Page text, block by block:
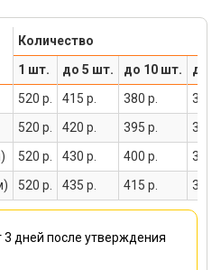
Количество
1 шт.
до 5 шт. до 10 шт.
до
520 р. 415 р. 380 р.
380
520 р. 420 р. 395 р.
355
520 р. 430 р. 400 р.
365
520 р. 435 р. 415 р. 375
3 дней после утверждения